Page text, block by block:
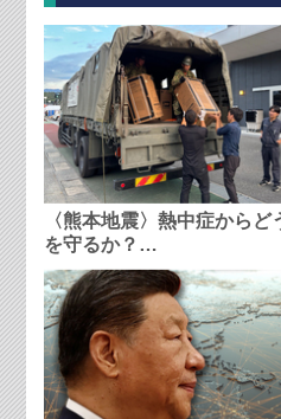
〈熊本地震〉熱中症からど
を守るか？…